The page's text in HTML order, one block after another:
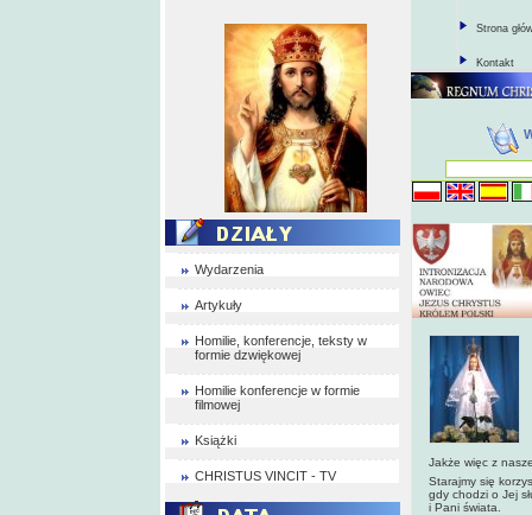
Wydarzenia
Artykuły
Homilie, konferencje, teksty w
formie dzwiękowej
Homilie konferencje w formie
filmowej
Książki
CHRISTUS VINCIT - TV
Strona
Kontakt
Jakże więc z
Starajmy się
gdy chodzi o Jej
i Pani świata.